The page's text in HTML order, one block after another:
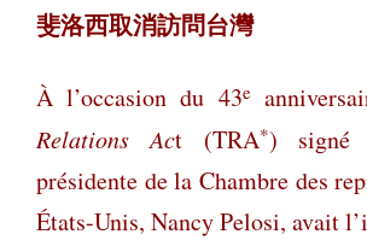
斐洛西取消訪問台灣
À l’occasion du 43eannive
Relations Act (TRA*) signé
présidente de la Chambre des
États-Unis, Nancy Pelosi, avait